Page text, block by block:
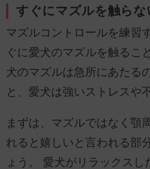
すぐにマズルを触らな
マズルコントロールを練習
ぐに愛犬のマズルを触るこ
犬のマズルは急所にあたる
と、愛犬は強いストレスや
まずは、マズルではなく顎
れると嬉しいと言われる部
ょう。 愛犬がリラックス